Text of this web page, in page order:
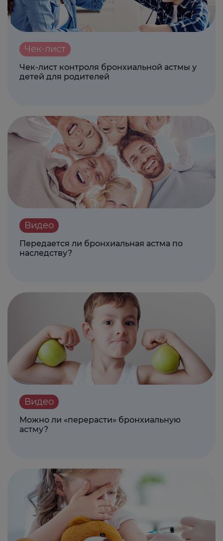
Чек-лист
Чек-лист контроля бронхиальной астмы у
детей для родителей
Видео
Передается ли бронхиальная астма по
наследству?
Видео
Можно ли «перерасти» бронхиальную
астму?